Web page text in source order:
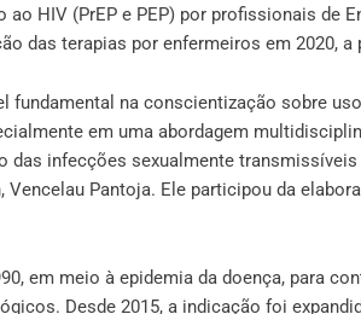
HIV (PrEP e PEP) por profissionais de
das terapias por enfermeiros em 2020, a
fundamental na conscientização sobre
em uma abordagem
infecções sexualmente transmissíveis
Pantoja. Ele participou da
em meio à epidemia da doença, para
Desde 2015, a indicação foi